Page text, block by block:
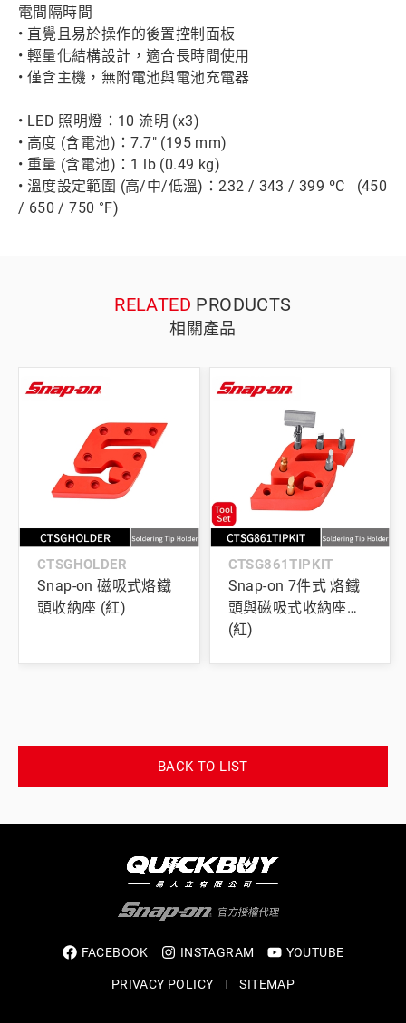
電間隔時間
• 直覺且易於操作的後置控制面板
• 輕量化結構設計，適合長時間使用
• 僅含主機，無附電池與電池充電器
• LED 照明燈：10 流明 (x3)
• 高度 (含電池)：7.7" (195 mm)
• 重量 (含電池)：1 lb (0.49 kg)
• 溫度設定範圍 (高/中/低溫)：232 / 343 / 399 ºC (450
/ 650 / 750 °F)
RELATED PRODUCTS
相關產品
CTSGHOLDER
Snap-on 磁吸式烙鐵
頭收納座 (紅)
CTSG861TIPKIT
Snap-on 7件式 烙鐵
頭與磁吸式收納座
(紅)
BACK TO LIST
FACEBOOK INSTAGRAM YOUTUBE
PRIVACY POLICY SITEMAP